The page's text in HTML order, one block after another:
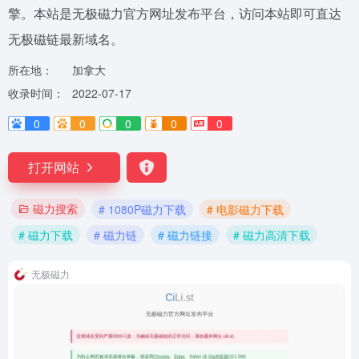
擎。本站是无极磁力官方网址发布平台，访问本站即可直达
无极磁链最新域名。
所在地：
加拿大
收录时间：
2022-07-17
0
0 0 0 0
打开网站
磁力搜索 # 1080P磁力下载
# 电影磁力下载
# 磁力下载
# 磁力链 # 磁力链接 # 磁力高清下载
无极磁力